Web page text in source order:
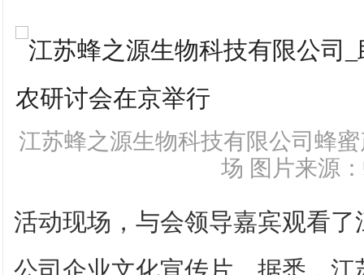
江苏蜂之源生物科技有限公司蜂
场 图片来源
活动现场，与会领导嘉宾观看